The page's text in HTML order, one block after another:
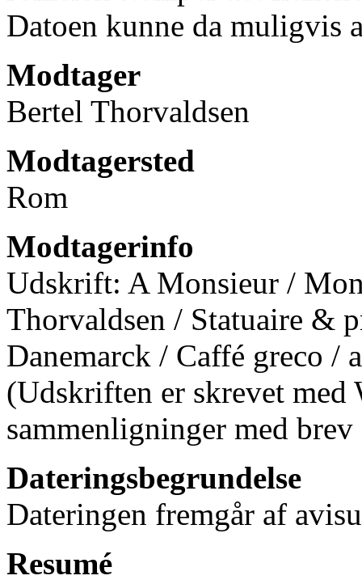
Datoen kunne da muligvis
Modtager
Bertel Thorvaldsen
Modtagersted
Rom
Modtagerinfo
Udskrift: A Monsieur /
Thorvaldsen / Statuaire &
Danemarck / Caffé greco /
(Udskriften er skrevet med
sammenligninger med
Dateringsbegrundelse
Dateringen fremgår af
Resumé